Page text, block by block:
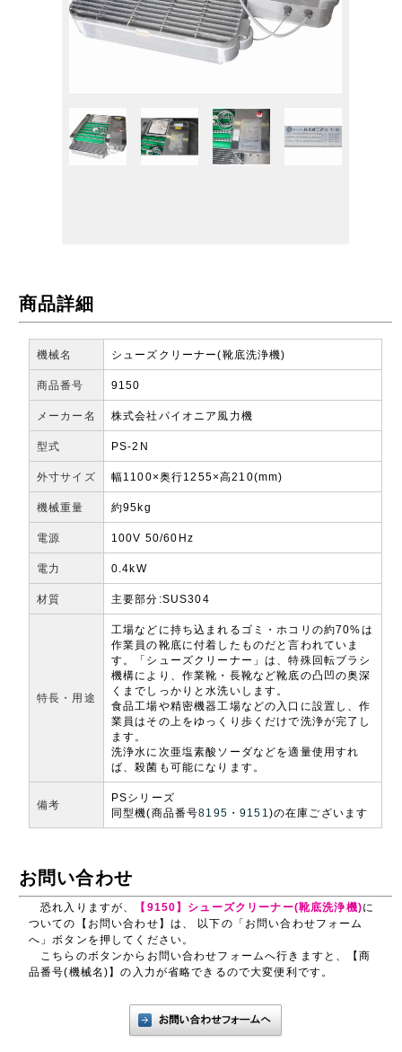
商品詳細
機械名 シューズクリーナー(靴底洗浄機)
商品番号 9150
メーカー名 株式会社パイオニア風力機
型式 PS-2N
外寸サイズ 幅1100×奥行1255×高210(mm)
機械重量 約95kg
電源 100V 50/60Hz
電力 0.4kW
材質 主要部分:SUS304
特長・用途
工場などに持ち込まれるゴミ・ホコリの約70%は
作業員の靴底に付着したものだと言われていま
す。「シューズクリーナー」は、特殊回転ブラシ
機構により、作業靴・長靴など靴底の凸凹の奥深
くまでしっかりと水洗いします。
食品工場や精密機器工場などの入口に設置し、作
業員はその上をゆっくり歩くだけで洗浄が完了し
ます。
洗浄水に次亜塩素酸ソーダなどを適量使用すれ
ば、殺菌も可能になります。
備考
PSシリーズ
同型機(商品番号8195 ・9151 )の在庫ございます
お問い合わせ
恐れ入りますが、 【9150】シューズクリーナー(靴底洗浄機)に
ついての【お問い合わせ】は、 以下の「お問い合わせフォーム
へ」ボタンを押してください。
こちらのボタンからお問い合わせフォームへ行きますと、【商
品番号(機械名)】の入力が省略できるので大変便利です。